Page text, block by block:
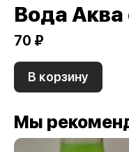
Вода Аква
70 ₽
В корзину
Мы